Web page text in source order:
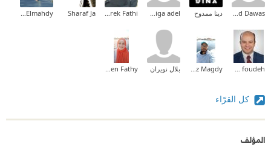
دينا ممدوح Sharaf Ja
بلال نويران
كل القرّاء
المؤلف